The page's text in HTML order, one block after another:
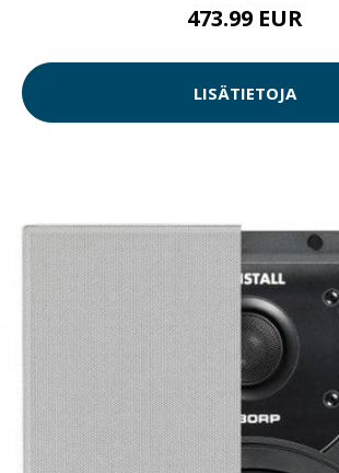
473.99 EUR
LISÄTIETOJA